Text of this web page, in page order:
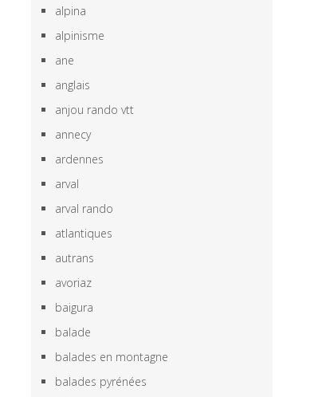
alpina
alpinisme
ane
anglais
anjou rando vtt
annecy
ardennes
arval
arval rando
atlantiques
autrans
avoriaz
baigura
balade
balades en montagne
balades pyrénées